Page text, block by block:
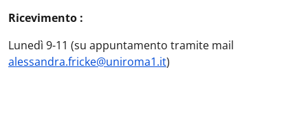
Ricevimento :
Lunedì 9-11 (su appuntamento tramite mail
alessandra.fricke@uniroma1.it)